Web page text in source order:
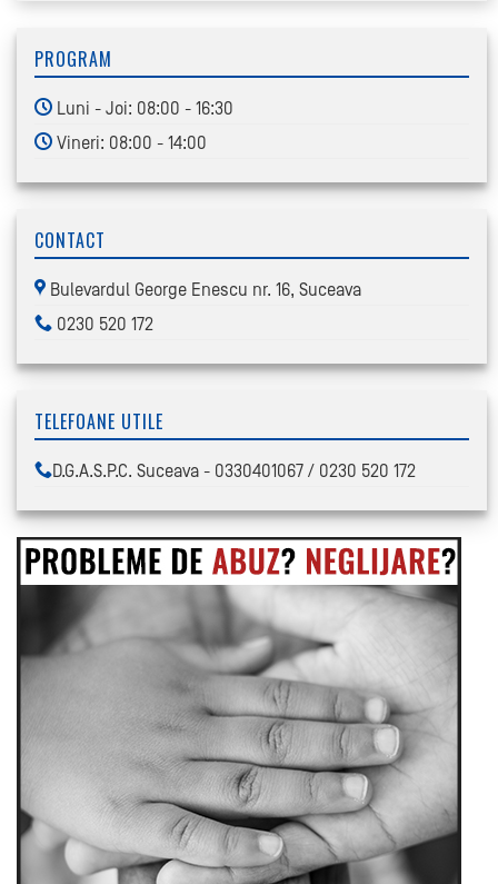
PROGRAM
Luni - Joi: 08:00 - 16:30
Vineri: 08:00 - 14:00
CONTACT
Bulevardul George Enescu nr. 16, Suceava
0230 520 172
TELEFOANE UTILE
D.G.A.S.P.C. Suceava - 0330401067 / 0230 520 172